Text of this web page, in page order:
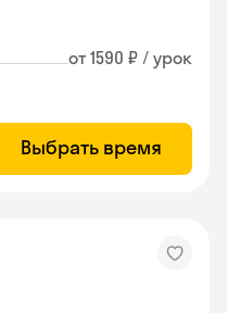
от 1590 ₽ / урок
Выбрать время